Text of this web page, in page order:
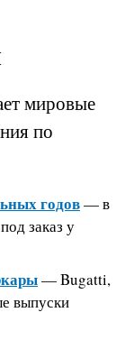
мировые
по
годов— в
заказ у
— Bugatti,
выпуски